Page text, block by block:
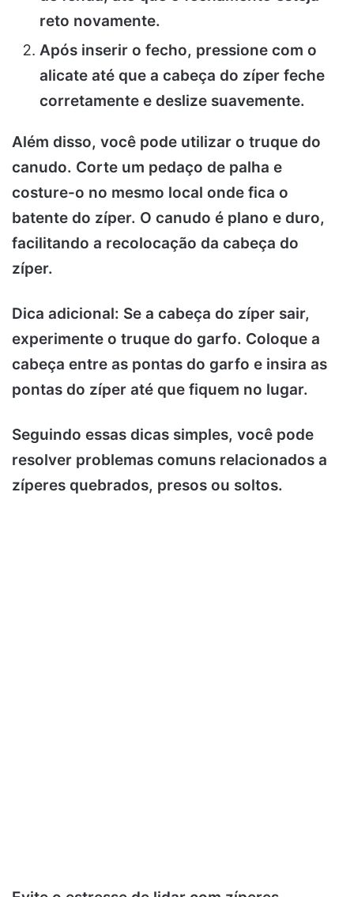
reto novamente.
Após inserir o fecho, pressione com o
alicate até que a cabeça do zíper feche
corretamente e deslize suavemente.
Além disso, você pode utilizar o truque do
canudo. Corte um pedaço de palha e
costure-o no mesmo local onde fica o
batente do zíper. O canudo é plano e duro,
facilitando a recolocação da cabeça do
zíper.
Dica adicional: Se a cabeça do zíper sair,
experimente o truque do garfo. Coloque a
cabeça entre as pontas do garfo e insira as
pontas do zíper até que fiquem no lugar.
Seguindo essas dicas simples, você pode
resolver problemas comuns relacionados a
zíperes quebrados, presos ou soltos.